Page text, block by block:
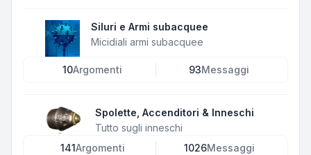
Siluri e Armi subacquee
Micidiali armi subacquee
10Argomenti 93Messaggi
Spolette, Accenditori & Inneschi
Tutto sugli inneschi
141Argomenti 1026Messaggi